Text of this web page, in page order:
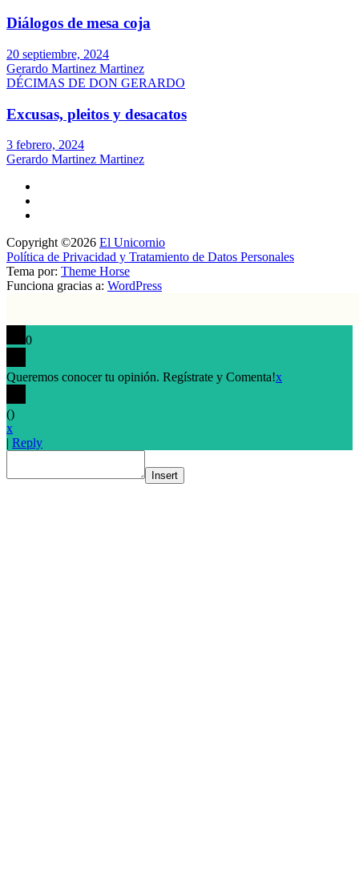
Diálogos de mesa coja
20 septiembre, 2024
Gerardo Martinez Martinez
DÉCIMAS DE DON GERARDO
Excusas, pleitos y desacatos
3 febrero, 2024
Gerardo Martinez Martinez
Copyright ©2026 El Unicornio
Política de Privacidad y Tratamiento de Datos Personales
Tema por: Theme Horse
Funciona gracias a: WordPress
0
Queremos conocer tu opinión. Regístrate y Comenta!x
()
x
| Reply
Insert